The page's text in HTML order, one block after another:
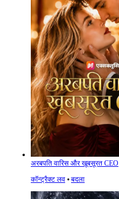
अरबपति वारिस और खूबसूरत CEO
कॉन्ट्रैक्ट लव ⦁ बदला